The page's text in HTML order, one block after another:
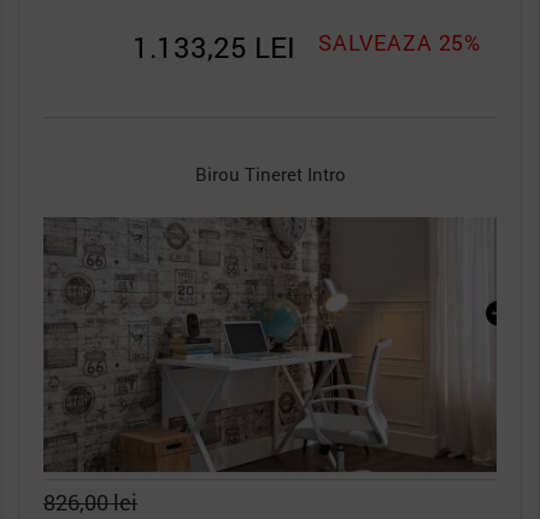
1.133,25 LEI SALVEAZA 25%
Unitate Biblioteca Birou Intro
685,00 lei